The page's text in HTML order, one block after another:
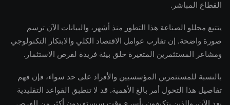
القطاع المباشر.
يتتبع محللو الصناعة هذا التطور منذ أشهر، والبيانات الآن ترسم
صورة واضحة. إن تقارب عوامل الاقتصاد الكلي والابتكار التكنولوجي
ومشاعر المستثمرين المتغيرة خلق بيئة فريدة لفرص الاستثمار.
بالنسبة للمستثمرين المؤسسيين والأفراد على حد سواء، فإن فهم
تفاصيل هذا التحول أمر بالغ الأهمية. قد لا تنطبق القواعد التقليدية